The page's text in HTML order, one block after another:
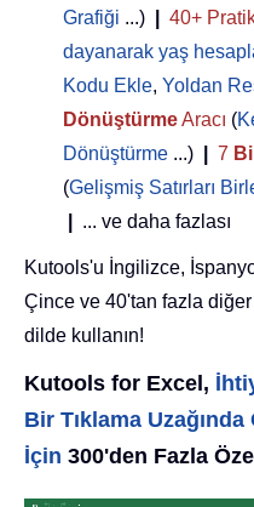
Grafiği ...) 40+
dayanarak yaş
Kodu Ekle, Yoldan
DönüştürmeAracı (
Dönüştürme ...) 7
(Gelişmiş Satırları
... ve daha fazlası
Kutools'u İngilizce,
Çince ve 40'tan fazla
dilde kullanın!
Kutools for Excel,
Bir Tıklama
İçin 300'den Fazla